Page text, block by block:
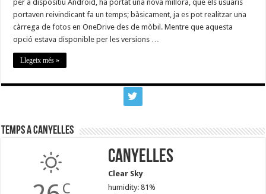
per a dispositiu Android, ha portat una nova millora, que els usuaris
portaven reivindicant fa un temps; bàsicament, ja es pot realitzar una
càrrega de fotos en OneDrive des de mòbil. Mentre que aquesta
opció estava disponible per les versions …
Llegeix més »
Temps a Canyelles
C
Canyelles
Clear Sky
humidity: 81%